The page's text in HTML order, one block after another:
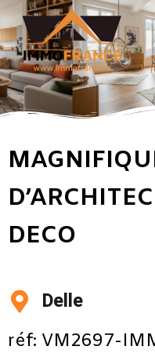
DECO
Delle
réf: VM2697-